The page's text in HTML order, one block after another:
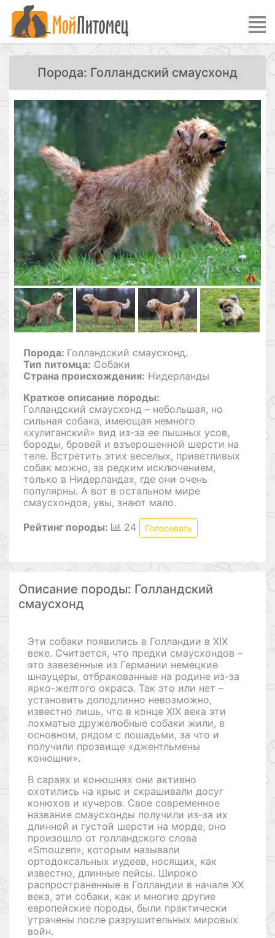
Порода: Голландский смаусхонд
Порода: Голландский смаусхонд.
Тип питомца: Собаки
Страна происхождения: Нидерланды
Краткое описание породы:
Голландский смаусхонд – небольшая, но
сильная собака, имеющая немного
«хулиганский» вид из-за ее пышных усов,
бороды, бровей и взъерошенной шерсти на
теле. Встретить этих веселых, приветливых
собак можно, за редким исключением,
только в Нидерландах, где они очень
популярны. А вот в остальном мире
смаусхондов, увы, знают мало.
Рейтинг породы:
24 Голосовать
Описание породы: Голландский
смаусхонд
Эти собаки появились в Голландии в XIX
веке. Считается, что предки смаусхондов –
это завезенные из Германии немецкие
шнауцеры, отбракованные на родине из-за
ярко-желтого окраса. Так это или нет –
установить доподлинно невозможно,
известно лишь, что в конце XIX века эти
лохматые дружелюбные собаки жили, в
основном, рядом с лошадьми, за что и
получили прозвище «джентльмены
конюшни».
В сараях и конюшнях они активно
охотились на крыс и скрашивали досуг
конюхов и кучеров. Свое современное
название смаусхонды получили из-за их
длинной и густой шерсти на морде, оно
произошло от голландского слова
«Smouzen», которым называли
ортодоксальных иудеев, носящих, как
известно, длинные пейсы. Широко
распространенные в Голландии в начале ХХ
века, эти собаки, как и многие другие
европейские породы, были практически
утрачены после разрушительных мировых
войн.